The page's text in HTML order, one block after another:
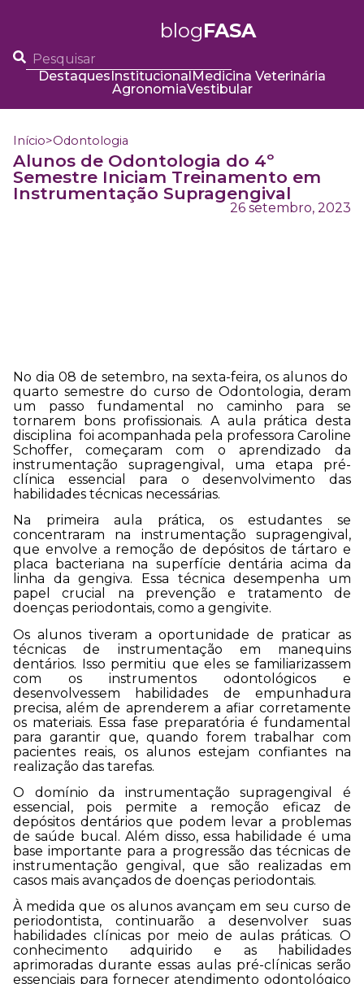
blogFASA
DestaquesInstitucionalMedicina Veterinária
AgronomiaVestibular
Início>Odontologia
Alunos de Odontologia do 4º
Semestre Iniciam Treinamento em
Instrumentação Supragengival
26 setembro, 2023
No dia 08 de setembro, na sexta-feira, os alunos do
quarto semestre do curso de Odontologia, deram
um passo fundamental no caminho para se
tornarem bons profissionais. A aula prática desta
disciplina foi acompanhada pela professora Caroline
Schoffer, começaram com o aprendizado da
instrumentação supragengival, uma etapa pré-
clínica essencial para o desenvolvimento das
habilidades técnicas necessárias.
Na primeira aula prática, os estudantes se
concentraram na instrumentação supragengival,
que envolve a remoção de depósitos de tártaro e
placa bacteriana na superfície dentária acima da
linha da gengiva. Essa técnica desempenha um
papel crucial na prevenção e tratamento de
doenças periodontais, como a gengivite.
Os alunos tiveram a oportunidade de praticar as
técnicas de instrumentação em manequins
dentários. Isso permitiu que eles se familiarizassem
com os instrumentos odontológicos e
desenvolvessem habilidades de empunhadura
precisa, além de aprenderem a afiar corretamente
os materiais. Essa fase preparatória é fundamental
para garantir que, quando forem trabalhar com
pacientes reais, os alunos estejam confiantes na
realização das tarefas.
O domínio da instrumentação supragengival é
essencial, pois permite a remoção eficaz de
depósitos dentários que podem levar a problemas
de saúde bucal. Além disso, essa habilidade é uma
base importante para a progressão das técnicas de
instrumentação gengival, que são realizadas em
casos mais avançados de doenças periodontais.
À medida que os alunos avançam em seu curso de
periodontista, continuarão a desenvolver suas
habilidades clínicas por meio de aulas práticas. O
conhecimento adquirido e as habilidades
aprimoradas durante essas aulas pré-clínicas serão
essenciais para fornecer atendimento odontológico